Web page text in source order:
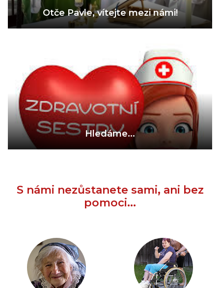
Otče Pavle, vítejte mezi námi!
Hledáme...
S námi nezůstanete sami, ani bez
pomoci...